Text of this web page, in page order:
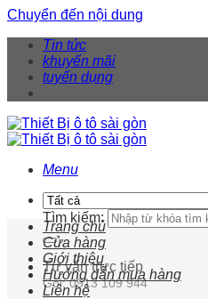
Chuyển đến nội dung
Tin tức
khuyến mãi
tuyển dụng
Menu
Tìm kiếm:
Tư vấn trực tiếp
Gọi: 0913 109 944
Trang chủ
Cửa hàng
Giới thiệu
Hướng dẫn mua hàng
Liên hệ